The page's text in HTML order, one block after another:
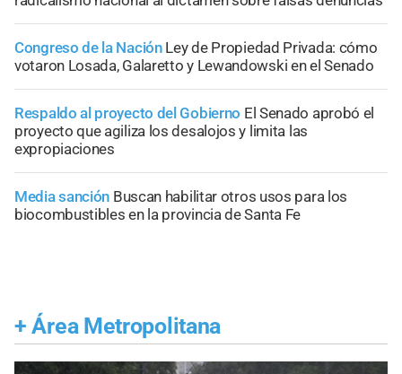
Congreso de la Nación Ley de Propiedad Privada: cómo
votaron Losada, Galaretto y Lewandowski en el Senado
Respaldo al proyecto del Gobierno El Senado aprobó el
proyecto que agiliza los desalojos y limita las
expropiaciones
Media sanción Buscan habilitar otros usos para los
biocombustibles en la provincia de Santa Fe
+ Área Metropolitana